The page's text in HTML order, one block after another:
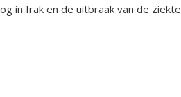
in Irak en de uitbraak van de ziekte